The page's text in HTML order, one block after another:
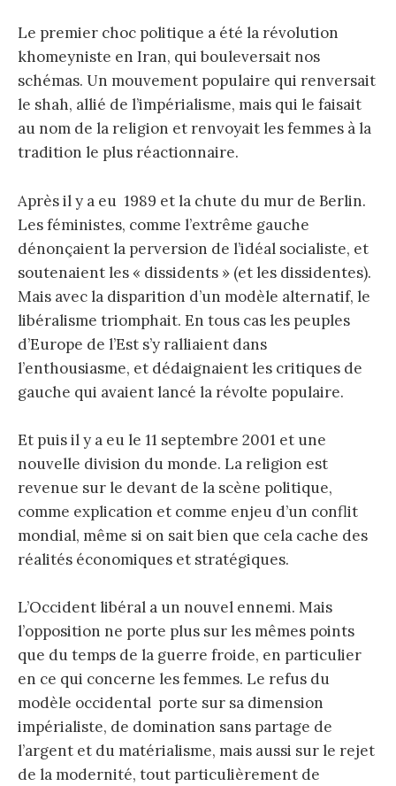
Le premier choc politique a été la révolution
khomeyniste en Iran, qui bouleversait nos
schémas. Un mouvement populaire qui renversait
le shah, allié de l’impérialisme, mais qui le faisait
au nom de la religion et renvoyait les femmes à la
tradition le plus réactionnaire.
Après il y a eu 1989 et la chute du mur de Berlin.
Les féministes, comme l’extrême gauche
dénonçaient la perversion de l’idéal socialiste, et
soutenaient les « dissidents » (et les dissidentes).
Mais avec la disparition d’un modèle alternatif, le
libéralisme triomphait. En tous cas les peuples
d’Europe de l’Est s’y ralliaient dans
l’enthousiasme, et dédaignaient les critiques de
gauche qui avaient lancé la révolte populaire.
Et puis il y a eu le 11 septembre 2001 et une
nouvelle division du monde. La religion est
revenue sur le devant de la scène politique,
comme explication et comme enjeu d’un conflit
mondial, même si on sait bien que cela cache des
réalités économiques et stratégiques.
L’Occident libéral a un nouvel ennemi. Mais
l’opposition ne porte plus sur les mêmes points
que du temps de la guerre froide, en particulier
en ce qui concerne les femmes. Le refus du
modèle occidental porte sur sa dimension
impérialiste, de domination sans partage de
l’argent et du matérialisme, mais aussi sur le rejet
de la modernité, tout particulièrement de